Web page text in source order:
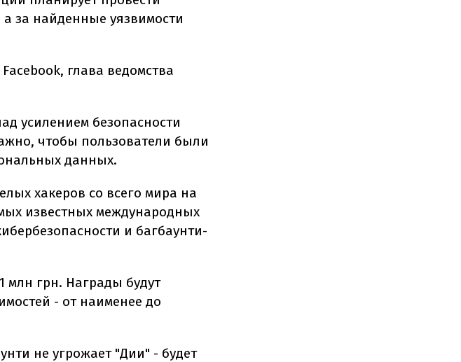
а за найденные уязвимости
глава ведомства
усилением безопасности
чтобы пользователи были
данных.
хакеров со всего мира на
известных международных
и багбаунти-
млн грн. Награды будут
- от наименее до
не угрожает "Дии" - будет